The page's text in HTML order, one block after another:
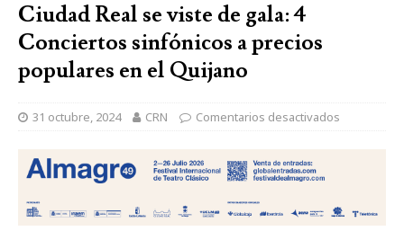
Ciudad Real se viste de gala: 4
Conciertos sinfónicos a precios
populares en el Quijano
31 octubre, 2024 CRN Comentarios desactivados